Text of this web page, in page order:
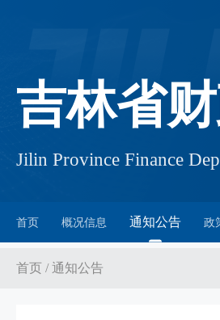
吉林省
Jilin Province Finance
首页 概况信息 通知公告 政
首页 /通知公告